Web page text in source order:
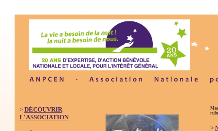
> DÉCOUVRIR
L'ASSOCIATION
>